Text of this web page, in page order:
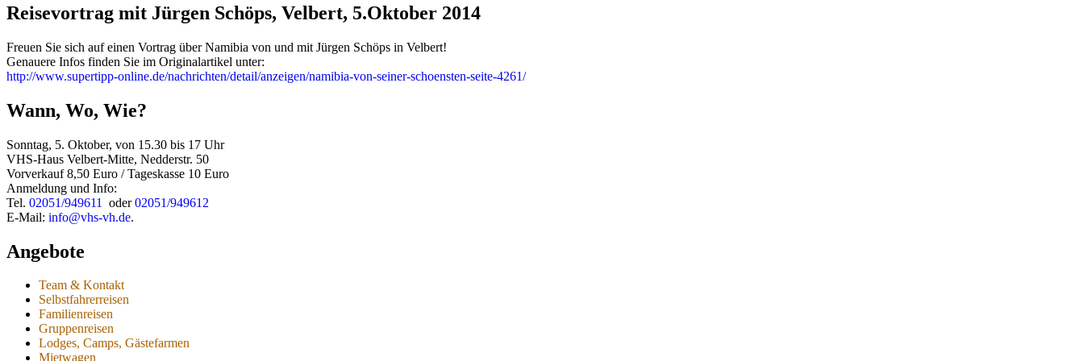
Reisevortrag mit Jürgen Schöps, Velbert, 5.Oktober 2014
Freuen Sie sich auf einen Vortrag über Namibia von und mit Jürgen Schöps in Velbert!
Genauere Infos finden Sie im Originalartikel unter:
http://www.supertipp-online.de/nachrichten/detail/anzeigen/namibia-von-seiner-schoensten-seite-4261/
Wann, Wo, Wie?
Sonntag, 5. Oktober, von 15.30 bis 17 Uhr
VHS-Haus Velbert-Mitte, Nedderstr. 50
Vorverkauf 8,50 Euro / Tageskasse 10 Euro
Anmeldung und Info:
Tel. 02051/949611 oder02051/949612
E-Mail: info@vhs-vh.de.
Angebote
Team & Kontakt
Selbstfahrerreisen
Familienreisen
Gruppenreisen
Lodges, Camps, Gästefarmen
Mietwagen